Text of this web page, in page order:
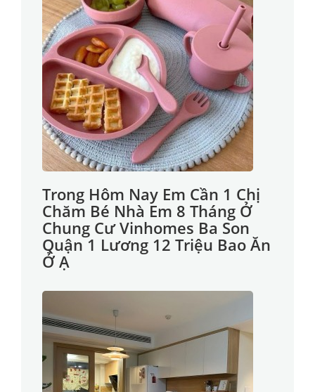
Trong Hôm Nay Em Cần 1 Chị
Chăm Bé Nhà Em 8 Tháng Ở
Chung Cư Vinhomes Ba Son
Quận 1 Lương 12 Triệu Bao Ăn
Ở Ạ